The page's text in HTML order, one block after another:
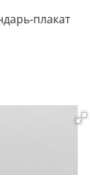
плакат